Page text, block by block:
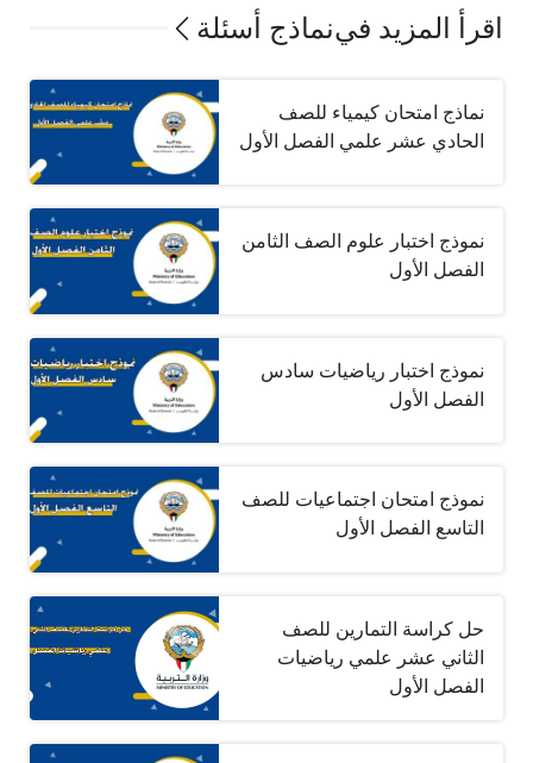
اقرأ المزيد فينماذج أسئلة
نماذج امتحان كيمياء للصف
الحادي عشر علمي الفصل الأول
نموذج اختبار علوم الصف الثامن
الفصل الأول
نموذج اختبار رياضيات سادس
الفصل الأول
نموذج امتحان اجتماعيات للصف
التاسع الفصل الأول
حل كراسة التمارين للصف
الثاني عشر علمي رياضيات
الفصل الأول